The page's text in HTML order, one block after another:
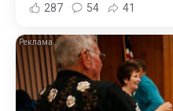
287 54 41